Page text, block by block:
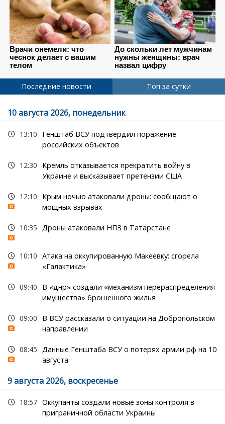
Последние новости Топ за сутки
10 августа 2026, понедельник
13:10
Генштаб ВСУ подтвердил поражение
российских объектов
12:30
Кремль отказывается прекратить войну в
Украине и высказывает претензии США
12:10
Крым ночью атаковали дроны: сообщают о
мощных взрывах
10:35 Дроны атаковали НПЗ в Татарстане
10:10 Атака на оккупированную Макеевку: сгорела
«Галактика»
09:40
В «днр» создали «механизм перераспределения
имущества» брошенного жилья
09:00
В ВСУ рассказали о ситуации на Добропольском
направлении
08:45 Данные Генштаба ВСУ о потерях армии рф на 10
августа
9 августа 2026, воскресенье
18:57 Оккупанты создали новые зоны контроля в
приграничной области Украины